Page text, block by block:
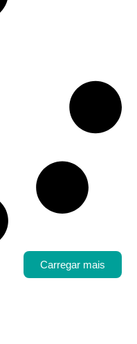
Carregar mais